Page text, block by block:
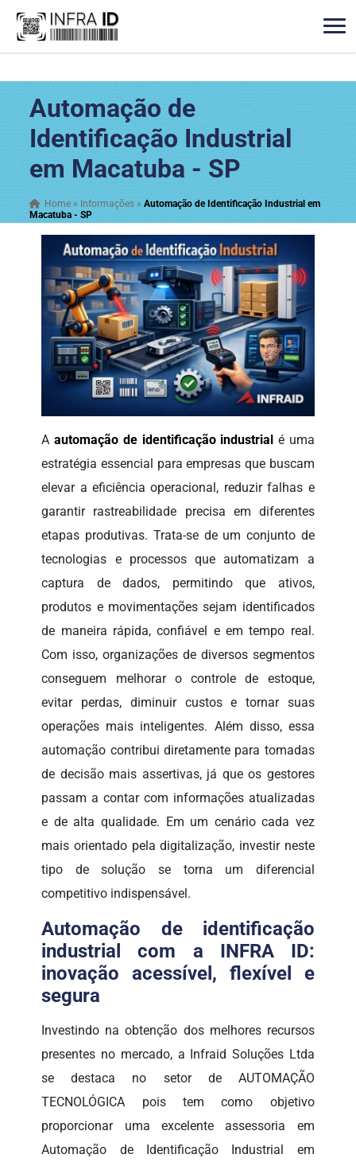
Automação de
Identificação Industrial
em Macatuba - SP
Home » Informações »Automação de Identificação Industrial em
Macatuba - SP
Aautomação de identificação industrial é uma
estratégia essencial para empresas que buscam
elevar a eficiência operacional, reduzir falhas e
garantir rastreabilidade precisa em diferentes
etapas produtivas. Trata-se de um conjunto de
tecnologias e processos que automatizam a
captura de dados, permitindo que ativos,
produtos e movimentações sejam identificados
de maneira rápida, confiável e em tempo real.
Com isso, organizações de diversos segmentos
conseguem melhorar o controle de estoque,
evitar perdas, diminuir custos e tornar suas
operações mais inteligentes. Além disso, essa
automação contribui diretamente para tomadas
de decisão mais assertivas, já que os gestores
passam a contar com informações atualizadas
e de alta qualidade. Em um cenário cada vez
mais orientado pela digitalização, investir neste
tipo de solução se torna um diferencial
competitivo indispensável.
Automação de identificação
industrial com a INFRA ID:
inovação acessível, flexível e
segura
Investindo na obtenção dos melhores recursos
presentes no mercado, a Infraid Soluções Ltda
se destaca no setor de AUTOMAÇÃO
TECNOLÓGICA pois tem como objetivo
proporcionar uma excelente assessoria em
Automação de Identificação Industrial em